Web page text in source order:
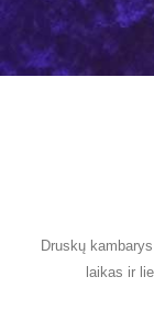
Druskų
laikas ir